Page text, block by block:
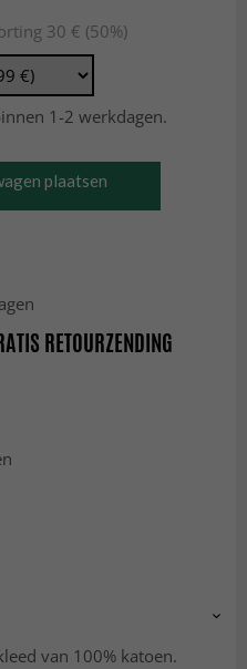
30 € (50%)
1-2 werkdagen.
plaatsen
RETOURZENDING
van 100% katoen.